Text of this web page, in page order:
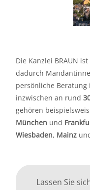
Die Kanzlei BRAUN
dadurch
persönliche
inzwischen an rund
gehören
München und
Wiesbaden, Mainz
Lassen Sie